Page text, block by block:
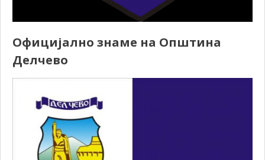
Официјално знаме на Општина
Делчево